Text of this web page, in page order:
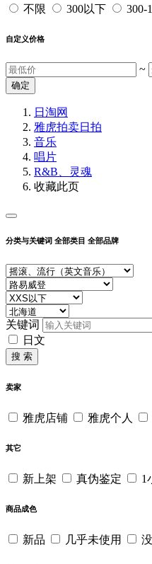
不限 300以下 300-
自定义价格
~
确定
日淘网
雅虎拍卖日拍
音乐
唱片
R&B、灵魂
收藏此页
分类与关键词 全部类目 全部品牌
关键词
日文
搜 索
卖家
雅虎店铺 雅虎个人
其它
新上架 真伪鉴定 1
商品成色
新品 几乎未使用